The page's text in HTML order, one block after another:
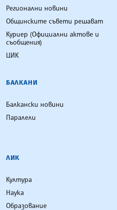
Регионални новини
Общинските съвети решават
Куриер (Официални актове и
съобщения)
ЦИК
БАЛКАНИ
Балкански новини
Паралели
ЛИК
Култура
Наука
Образование